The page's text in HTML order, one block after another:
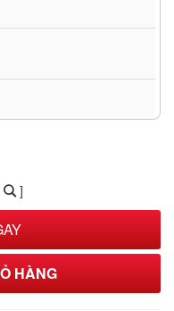
]
HÀNG